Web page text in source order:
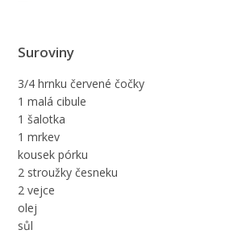
Suroviny
3/4 hrnku červené čočky
1 malá cibule
1 šalotka
1 mrkev
kousek pórku
2 stroužky česneku
2 vejce
olej
sůl